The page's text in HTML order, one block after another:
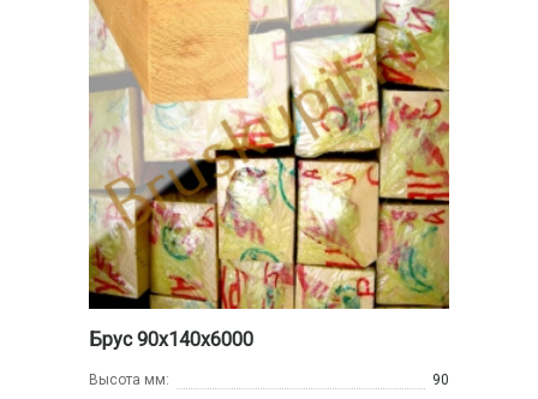
Брус 90х140х6000
Высота мм:
90